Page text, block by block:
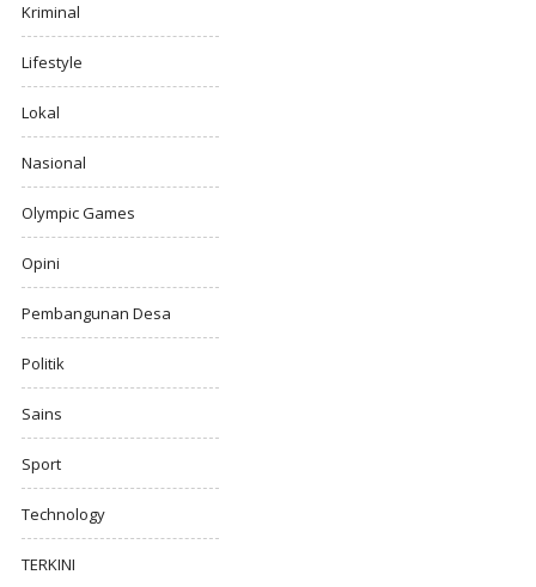
Kriminal
Lifestyle
Lokal
Nasional
Olympic Games
Opini
Pembangunan Desa
Politik
Sains
Sport
Technology
TERKINI